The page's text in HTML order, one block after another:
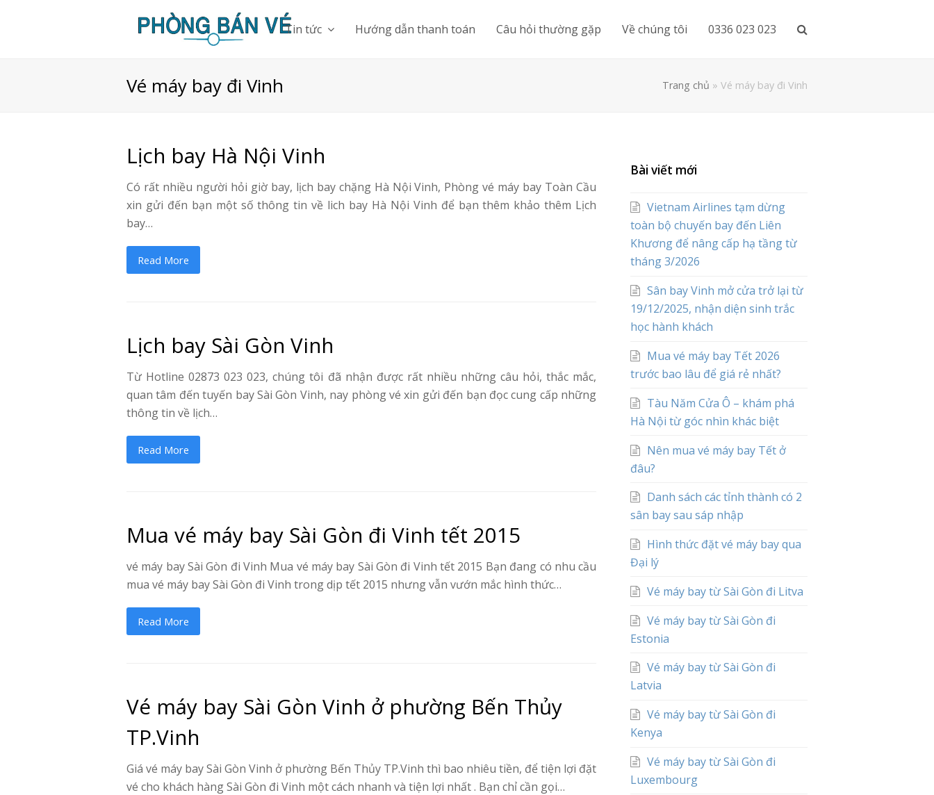
Tin tức Hướng dẫn thanh toán Câu hỏi thường gặp Về chúng tôi 0336 023 023
Vé máy bay đi Vinh Trang chủ » Vé máy bay đi Vinh
Lịch bay Hà Nội Vinh
Có rất nhiều người hỏi giờ bay, lịch bay chặng Hà Nội Vinh, Phòng vé máy bay Toàn Cầu
xin gửi đến bạn một số thông tin về lich bay Hà Nội Vinh để bạn thêm khảo thêm Lịch
bay…
Read More
Lịch bay Sài Gòn Vinh
Từ Hotline 02873 023 023, chúng tôi đã nhận được rất nhiều những câu hỏi, thắc mắc,
quan tâm đến tuyến bay Sài Gòn Vinh, nay phòng vé xin gửi đến bạn đọc cung cấp những
thông tin về lịch…
Read More
Mua vé máy bay Sài Gòn đi Vinh tết 2015
vé máy bay Sài Gòn đi Vinh Mua vé máy bay Sài Gòn đi Vinh tết 2015 Bạn đang có nhu cầu
mua vé máy bay Sài Gòn đi Vinh trong dịp tết 2015 nhưng vẫn vướn mắc hình thức…
Read More
Vé máy bay Sài Gòn Vinh ở phường Bến Thủy
TP.Vinh
Giá vé máy bay Sài Gòn Vinh ở phường Bến Thủy TP.Vinh thì bao nhiêu tiền, để tiện lợi đặt
vé cho khách hàng Sài Gòn đi Vinh một cách nhanh và tiện lợi nhất . Bạn chỉ cần gọi…
Bài viết mới
Vietnam Airlines tạm dừng
toàn bộ chuyến bay đến Liên
Khương để nâng cấp hạ tầng từ
tháng 3/2026
Sân bay Vinh mở cửa trở lại từ
19/12/2025, nhận diện sinh trắc
học hành khách
Mua vé máy bay Tết 2026
trước bao lâu để giá rẻ nhất?
Tàu Năm Cửa Ô – khám phá
Hà Nội từ góc nhìn khác biệt
Nên mua vé máy bay Tết ở
đâu?
Danh sách các tỉnh thành có 2
sân bay sau sáp nhập
Hình thức đặt vé máy bay qua
Đại lý
Vé máy bay từ Sài Gòn đi Litva
Vé máy bay từ Sài Gòn đi
Estonia
Vé máy bay từ Sài Gòn đi
Latvia
Vé máy bay từ Sài Gòn đi
Kenya
Vé máy bay từ Sài Gòn đi
Luxembourg